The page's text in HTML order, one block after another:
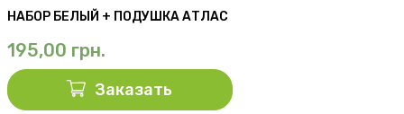
НАБОР БЕЛЫЙ + ПОДУШКА АТЛАС
195,00 грн.
Заказать